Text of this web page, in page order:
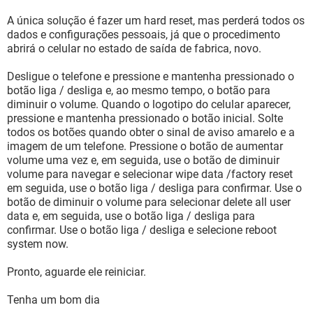
A única solução é fazer um hard reset, mas perderá todos os
dados e configurações pessoais, já que o procedimento
abrirá o celular no estado de saída de fabrica, novo.
Desligue o telefone e pressione e mantenha pressionado o
botão liga / desliga e, ao mesmo tempo, o botão para
diminuir o volume. Quando o logotipo do celular aparecer,
pressione e mantenha pressionado o botão inicial. Solte
todos os botões quando obter o sinal de aviso amarelo e a
imagem de um telefone. Pressione o botão de aumentar
volume uma vez e, em seguida, use o botão de diminuir
volume para navegar e selecionar wipe data /factory reset
em seguida, use o botão liga / desliga para confirmar. Use o
botão de diminuir o volume para selecionar delete all user
data e, em seguida, use o botão liga / desliga para
confirmar. Use o botão liga / desliga e selecione reboot
system now.
Pronto, aguarde ele reiniciar.
Tenha um bom dia